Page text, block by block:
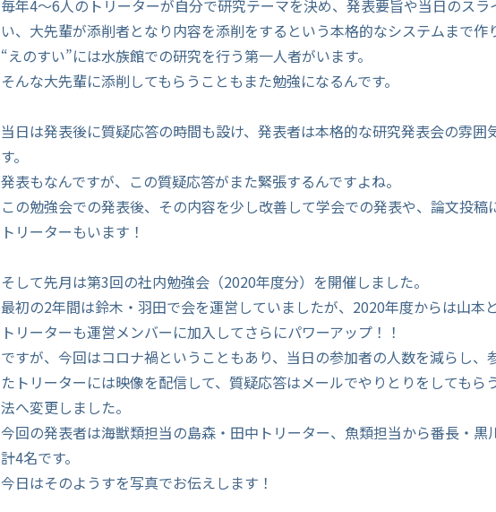
毎年4～6人のトリーターが自分で研究テーマを決め、発表要旨や当日のスラ
い、大先輩が添削者となり内容を添削をするという本格的なシステムまで作
“えのすい”には水族館での研究を行う第一人者がいます。
そんな大先輩に添削してもらうこともまた勉強になるんです。
当日は発表後に質疑応答の時間も設け、発表者は本格的な研究発表会の雰囲
す。
発表もなんですが、この質疑応答がまた緊張するんですよね。
この勉強会での発表後、その内容を少し改善して学会での発表や、論文投稿
トリーターもいます！
そして先月は第3回の社内勉強会（2020年度分）を開催しました。
最初の2年間は鈴木・羽田で会を運営していましたが、2020年度からは山本
トリーターも運営メンバーに加入してさらにパワーアップ！！
ですが、今回はコロナ禍ということもあり、当日の参加者の人数を減らし、
たトリーターには映像を配信して、質疑応答はメールでやりとりをしてもら
法へ変更しました。
今回の発表者は海獣類担当の島森・田中トリーター、魚類担当から番長・黒
計4名です。
今日はそのようすを写真でお伝えします！